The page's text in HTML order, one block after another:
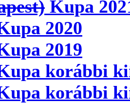
Kupa
2020
2019
korábbi
korábbi